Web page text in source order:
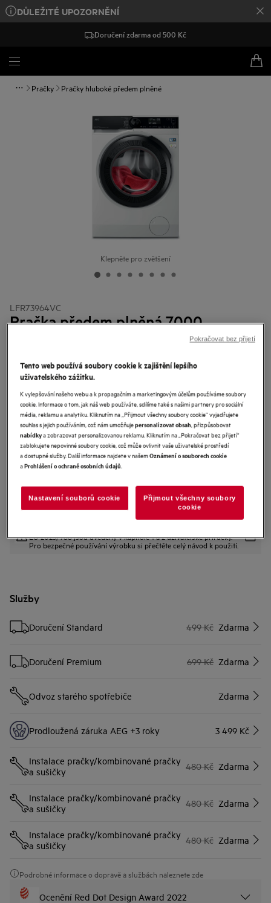
DŮLEŽITÉ UPOZORNĚNÍ
Doručení zdarma od 500 Kč
Pračky Pračky hluboké předem plněné
Klepněte pro zvětšení
LFR73964VC
Pračka předem plněná 7000
Benefity
Pračka 7000 ProSteam® šetří vodu a pečuje o vaše oblečení.
Steam Refresh neutralizuje pachy* a osvěžuje oblečení.
UniversalDose je určena pro všechny typy pracích prostředků včetně
pracích kapslí.
EU 2023/988 jsou uvedeny v kapitole 1 a 2 uživatelské příručky.
Pro bezpečné používání výrobku si přečtěte celý návod k použití.
Služby
Doručení Standard 499 Kč Zdarma
Doručení Premium 699 Kč Zdarma
Odvoz starého spotřebiče Zdarma
Prodloužená záruka AEG +3 roky 3 499 Kč
Instalace pračky/kombinované pračky
a sušičky
480 Kč Zdarma
Instalace pračky/kombinované pračky
a sušičky
480 Kč Zdarma
Instalace pračky/kombinované pračky
a sušičky
480 Kč Zdarma
Podrobné informace o dopravě a službách naleznete zde
Ocenění Red Dot Design Award 2022
Tento web používá soubory cookie k zajištění lepšího
uživatelského zážitku.
K vylepšování našeho webu a k propagačním a marketingovým účelům používáme soubory
cookie. Informace o tom, jak náš web používáte, sdílíme také s našimi partnery pro sociální
média, reklamu a analytiku. Kliknutím na „Přijmout všechny soubory cookie“ vyjadřujete
souhlas s jejich používáním, což nám umožňujepersonalizovat obsah, přizpůsobovat
nabídkya zobrazovat personalizovanou reklamu. Kliknutím na „Pokračovat bez přijetí“
zablokujete nepovinné soubory cookie, což může ovlivnit vaše uživatelské prostředí
a dostupné služby. Další informace najdete v našemOznámení o souborech cookie
aProhlášení o ochraně osobních údajů.
Nastavení souborů cookie
Přijmout všechny soubory
cookie
Pokračovat bez přijetí